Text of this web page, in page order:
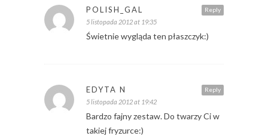
Reply
POLISH_GAL
5 listopada 2012 at 19:35
Świetnie wygląda ten płaszczyk:)
Reply
EDYTA N
5 listopada 2012 at 19:42
Bardzo fajny zestaw. Do twarzy Ci w
takiej fryzurce:)